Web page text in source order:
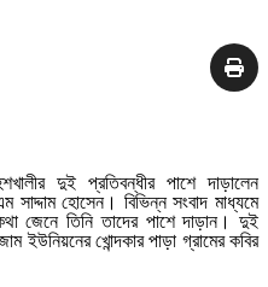
দুই প্রতিবন্ধীর পাশে দাড়ালেন
সাদ্দাম হোসেন। বিভিন্ন সংবাদ মাধ্যমে
জেনে তিনি তাদের পাশে দাড়ান। দুই
ইউনিয়নের খোন্দকার পাড়া গ্রামের কবির